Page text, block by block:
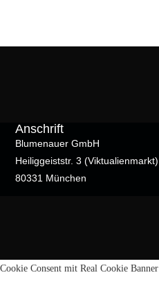
Anschrift
Blumenauer GmbH
Heiliggeiststr. 3 (Viktualienmarkt)
80331 München
Cookie Consent mit Real Cookie Banner